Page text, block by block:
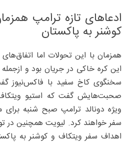
ادعاهای تازه ترامپ
کوشنر به پاکستان
همزمان با این تحولات اما
این کره خاکی در جریان بود و
سخنگوی کاخ سفید با فاکس‌نیوز
صحبت‌هایش گفت که استیو
ویژه دونالد ترامپ صبح شنبه برای
سفر خواهند کرد. لیویت همچنین در
اهداف سفر ویتکاف و کوشنر به